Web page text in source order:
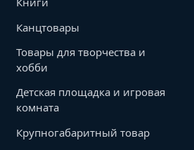
Канцтовары
Товары для творчества и
хобби
Детская площадка и игровая
комната
Крупногабаритный товар